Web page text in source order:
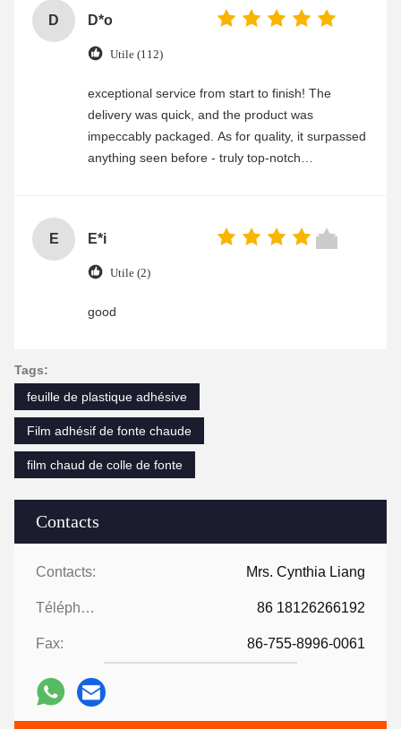
Contacts
Contacts: Mrs. Cynthia Liang
Téléphone: 86 18126266192
Fax: 86-755-8996-0061
D D*o
Utile (112)
exceptional service from start to finish! The
delivery was quick, and the product was
impeccably packaged. As for quality, it surpassed
anything seen before - truly top-notch
E E*i
Utile (2)
good
Tags:
feuille de plastique adhésive
Film adhésif de fonte chaude
film chaud de colle de fonte